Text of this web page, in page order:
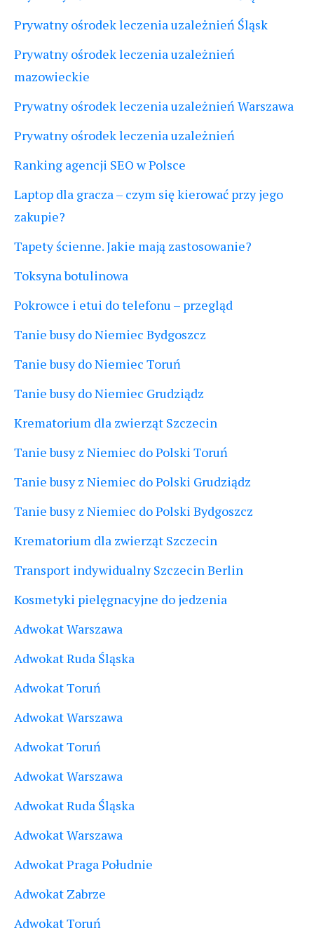
Prywatny ośrodek leczenia uzależnień Śląsk
Prywatny ośrodek leczenia uzależnień
mazowieckie
Prywatny ośrodek leczenia uzależnień Warszawa
Prywatny ośrodek leczenia uzależnień
Ranking agencji SEO w Polsce
Laptop dla gracza – czym się kierować przy jego
zakupie?
Tapety ścienne. Jakie mają zastosowanie?
Toksyna botulinowa
Pokrowce i etui do telefonu – przegląd
Tanie busy do Niemiec Bydgoszcz
Tanie busy do Niemiec Toruń
Tanie busy do Niemiec Grudziądz
Krematorium dla zwierząt Szczecin
Tanie busy z Niemiec do Polski Toruń
Tanie busy z Niemiec do Polski Grudziądz
Tanie busy z Niemiec do Polski Bydgoszcz
Krematorium dla zwierząt Szczecin
Transport indywidualny Szczecin Berlin
Kosmetyki pielęgnacyjne do jedzenia
Adwokat Warszawa
Adwokat Ruda Śląska
Adwokat Toruń
Adwokat Warszawa
Adwokat Toruń
Adwokat Warszawa
Adwokat Ruda Śląska
Adwokat Warszawa
Adwokat Praga Południe
Adwokat Zabrze
Adwokat Toruń